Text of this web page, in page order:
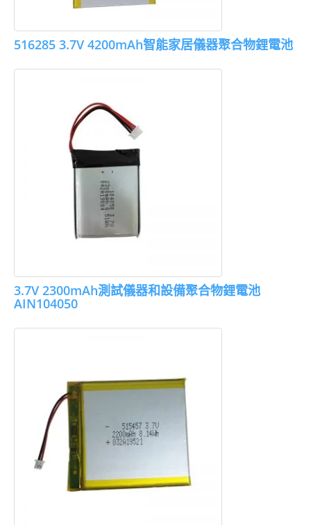
516285 3.7V 4200mAh智能家居儀器聚合物鋰電池
3.7V 2300mAh測試儀器和設備聚合物鋰電池
AIN104050